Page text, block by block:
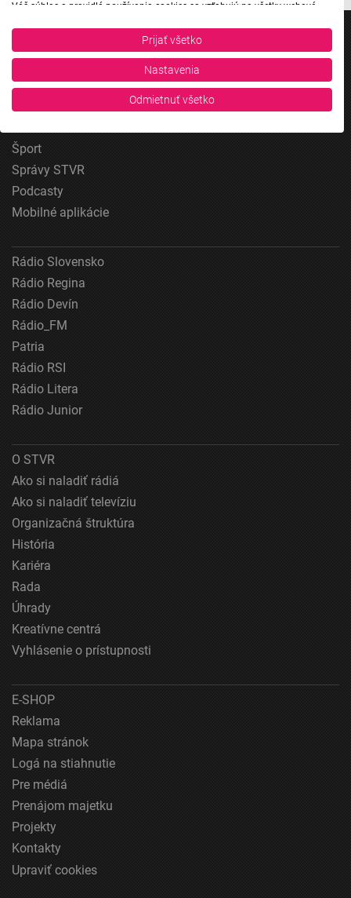
Váš súhlas a pravidlá používania cookies sa vzťahujú na všetky webové
Stred, Rádio Regina Západ, Rádio Patria, Rádio Devín, RTVS, Hudobné
pozdravy, Rádio Slovensko, RSI Francais, RSI English, RSI Slovensky, Rádio
Junior, RSI, Rádio Regina Východ, Rádio_FM, RSI Espanol, NEV.
Zobraziť zoznam partnerov (1 predajcovia IAB)
Vaše údaje používame na nasledujúce účely:
zariadení
Použiť obmedzené údaje na výber reklamy
Vytvoriť profily pre personalizovanú reklamu
Použiť profily na výber personalizovanej
reklamy
Vytvoriť profily na prispôsobenie obsahu
Použiť profily na výber prispôsobeného obsahu
Meranie výkonnosti reklamy
Meranie výkonnosti obsahu
Použitie obmedzených údajov na výber obsahu
Špeciálne funkcie IAB:
polohe
vyžiadaných informácií
Výkonostné
Funkčné
Reklama
Prijať všetko
Nastavenia
Odmietnuť všetko
Jednotka
Dvojka
Šport
Správy STVR
Podcasty
Mobilné aplikácie
Rádio Slovensko
Rádio Regina
Rádio Devín
Rádio_FM
Patria
Rádio RSI
Rádio Litera
Rádio Junior
O STVR
Ako si naladiť rádiá
Ako si naladiť televíziu
Organizačná štruktúra
História
Kariéra
Rada
Úhrady
Kreatívne centrá
Vyhlásenie o prístupnosti
E-SHOP
Reklama
Mapa stránok
Logá na stiahnutie
Pre médiá
Prenájom majetku
Projekty
Kontakty
Upraviť cookies